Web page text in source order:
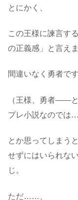
とにかく、
この王様に諫言す
の正義感」と言えま
間違いなく勇者で
（王様、勇者――
プレ小説なのでは
とか思ってしまう
せずにはいられな
じ。
ただ……、